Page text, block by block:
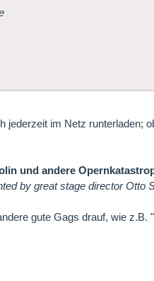
jederzeit im Netz runterladen;
und andere
by great stage director Otto
gute Gags drauf, wie z.B.